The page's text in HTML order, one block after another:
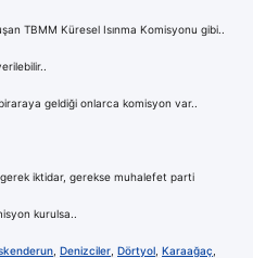
TBMM Küresel Isınma Komisyonu gibi..
geldiği onlarca komisyon var..
iktidar, gerekse muhalefet parti
kurulsa..
Denizciler Dörtyol Karaağaç